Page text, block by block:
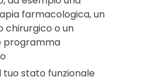
farmacologica, un
chirurgico o un
programma
tuo stato funzionale